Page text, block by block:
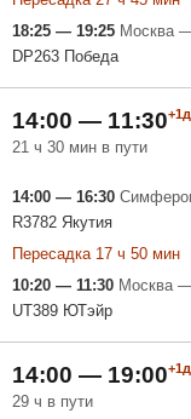
18:25 — 19:25 Москва
DP263 Победа
14:00 — 11:30
21 ч 30 мин в пути
14:00 — 16:30
R3782 Якутия
Пересадка 17 ч 50 мин
10:20 — 11:30 Москва
UT389 ЮТэйр
14:00 — 19:00
29 ч в пути